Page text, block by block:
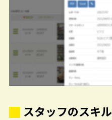
スタッフのスキ